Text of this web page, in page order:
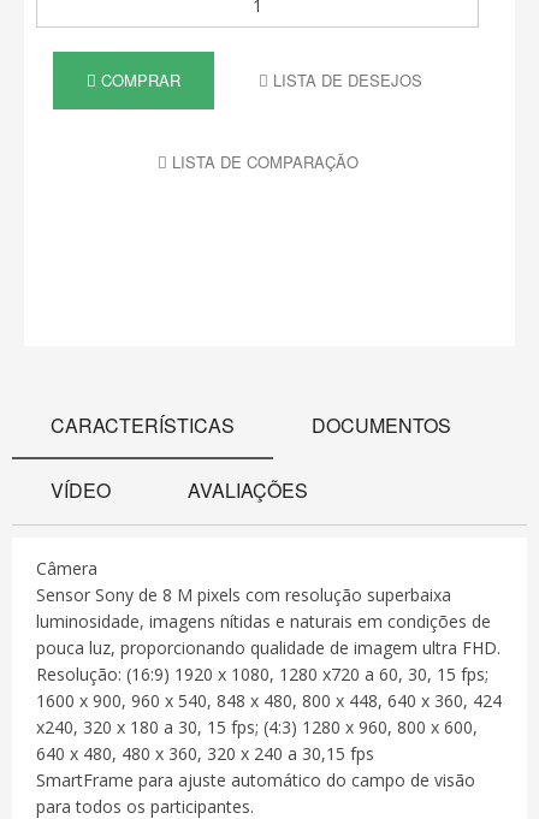
COMPRAR LISTA DE DESEJOS
LISTA DE COMPARAÇÃO
CARACTERÍSTICAS DOCUMENTOS
VÍDEO AVALIAÇÕES
Câmera
Sensor Sony de 8 M pixels com resolução superbaixa
luminosidade, imagens nítidas e naturais em condições de
pouca luz, proporcionando qualidade de imagem ultra FHD.
Resolução: (16:9) 1920 x 1080, 1280 x720 a 60, 30, 15 fps;
1600 x 900, 960 x 540, 848 x 480, 800 x 448, 640 x 360, 424
x240, 320 x 180 a 30, 15 fps; (4:3) 1280 x 960, 800 x 600,
640 x 480, 480 x 360, 320 x 240 a 30,15 fps
SmartFrame para ajuste automático do campo de visão
para todos os participantes.